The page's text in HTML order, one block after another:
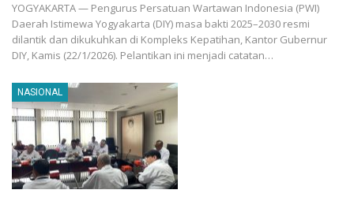
YOGYAKARTA — Pengurus Persatuan Wartawan Indonesia (PWI)
Daerah Istimewa Yogyakarta (DIY) masa bakti 2025–2030 resmi
dilantik dan dikukuhkan di Kompleks Kepatihan, Kantor Gubernur
DIY, Kamis (22/1/2026). Pelantikan ini menjadi catatan…
NASIONAL